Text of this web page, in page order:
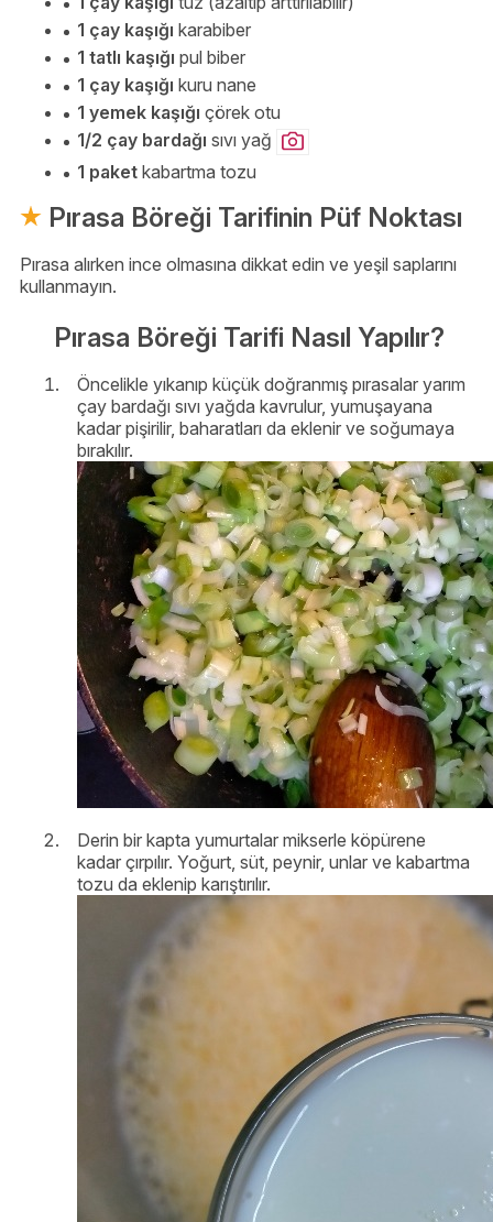
1 çay kaşığı karabiber
1 tatlı kaşığı pul biber
1 çay kaşığı kuru nane
1 yemek kaşığı çörek otu
1/2 çay bardağı sıvı yağ
1 paket kabartma tozu
Pırasa Böreği Tarifinin Püf Noktası
Pırasa alırken ince olmasına dikkat edin ve yeşil saplarını
kullanmayın.
Pırasa Böreği Tarifi Nasıl Yapılır?
Öncelikle yıkanıp küçük doğranmış pırasalar yarım
çay bardağı sıvı yağda kavrulur, yumuşayana
kadar pişirilir, baharatları da eklenir ve soğumaya
bırakılır.
Derin bir kapta yumurtalar mikserle köpürene
kadar çırpılır. Yoğurt, süt, peynir, unlar ve kabartma
tozu da eklenip karıştırılır.